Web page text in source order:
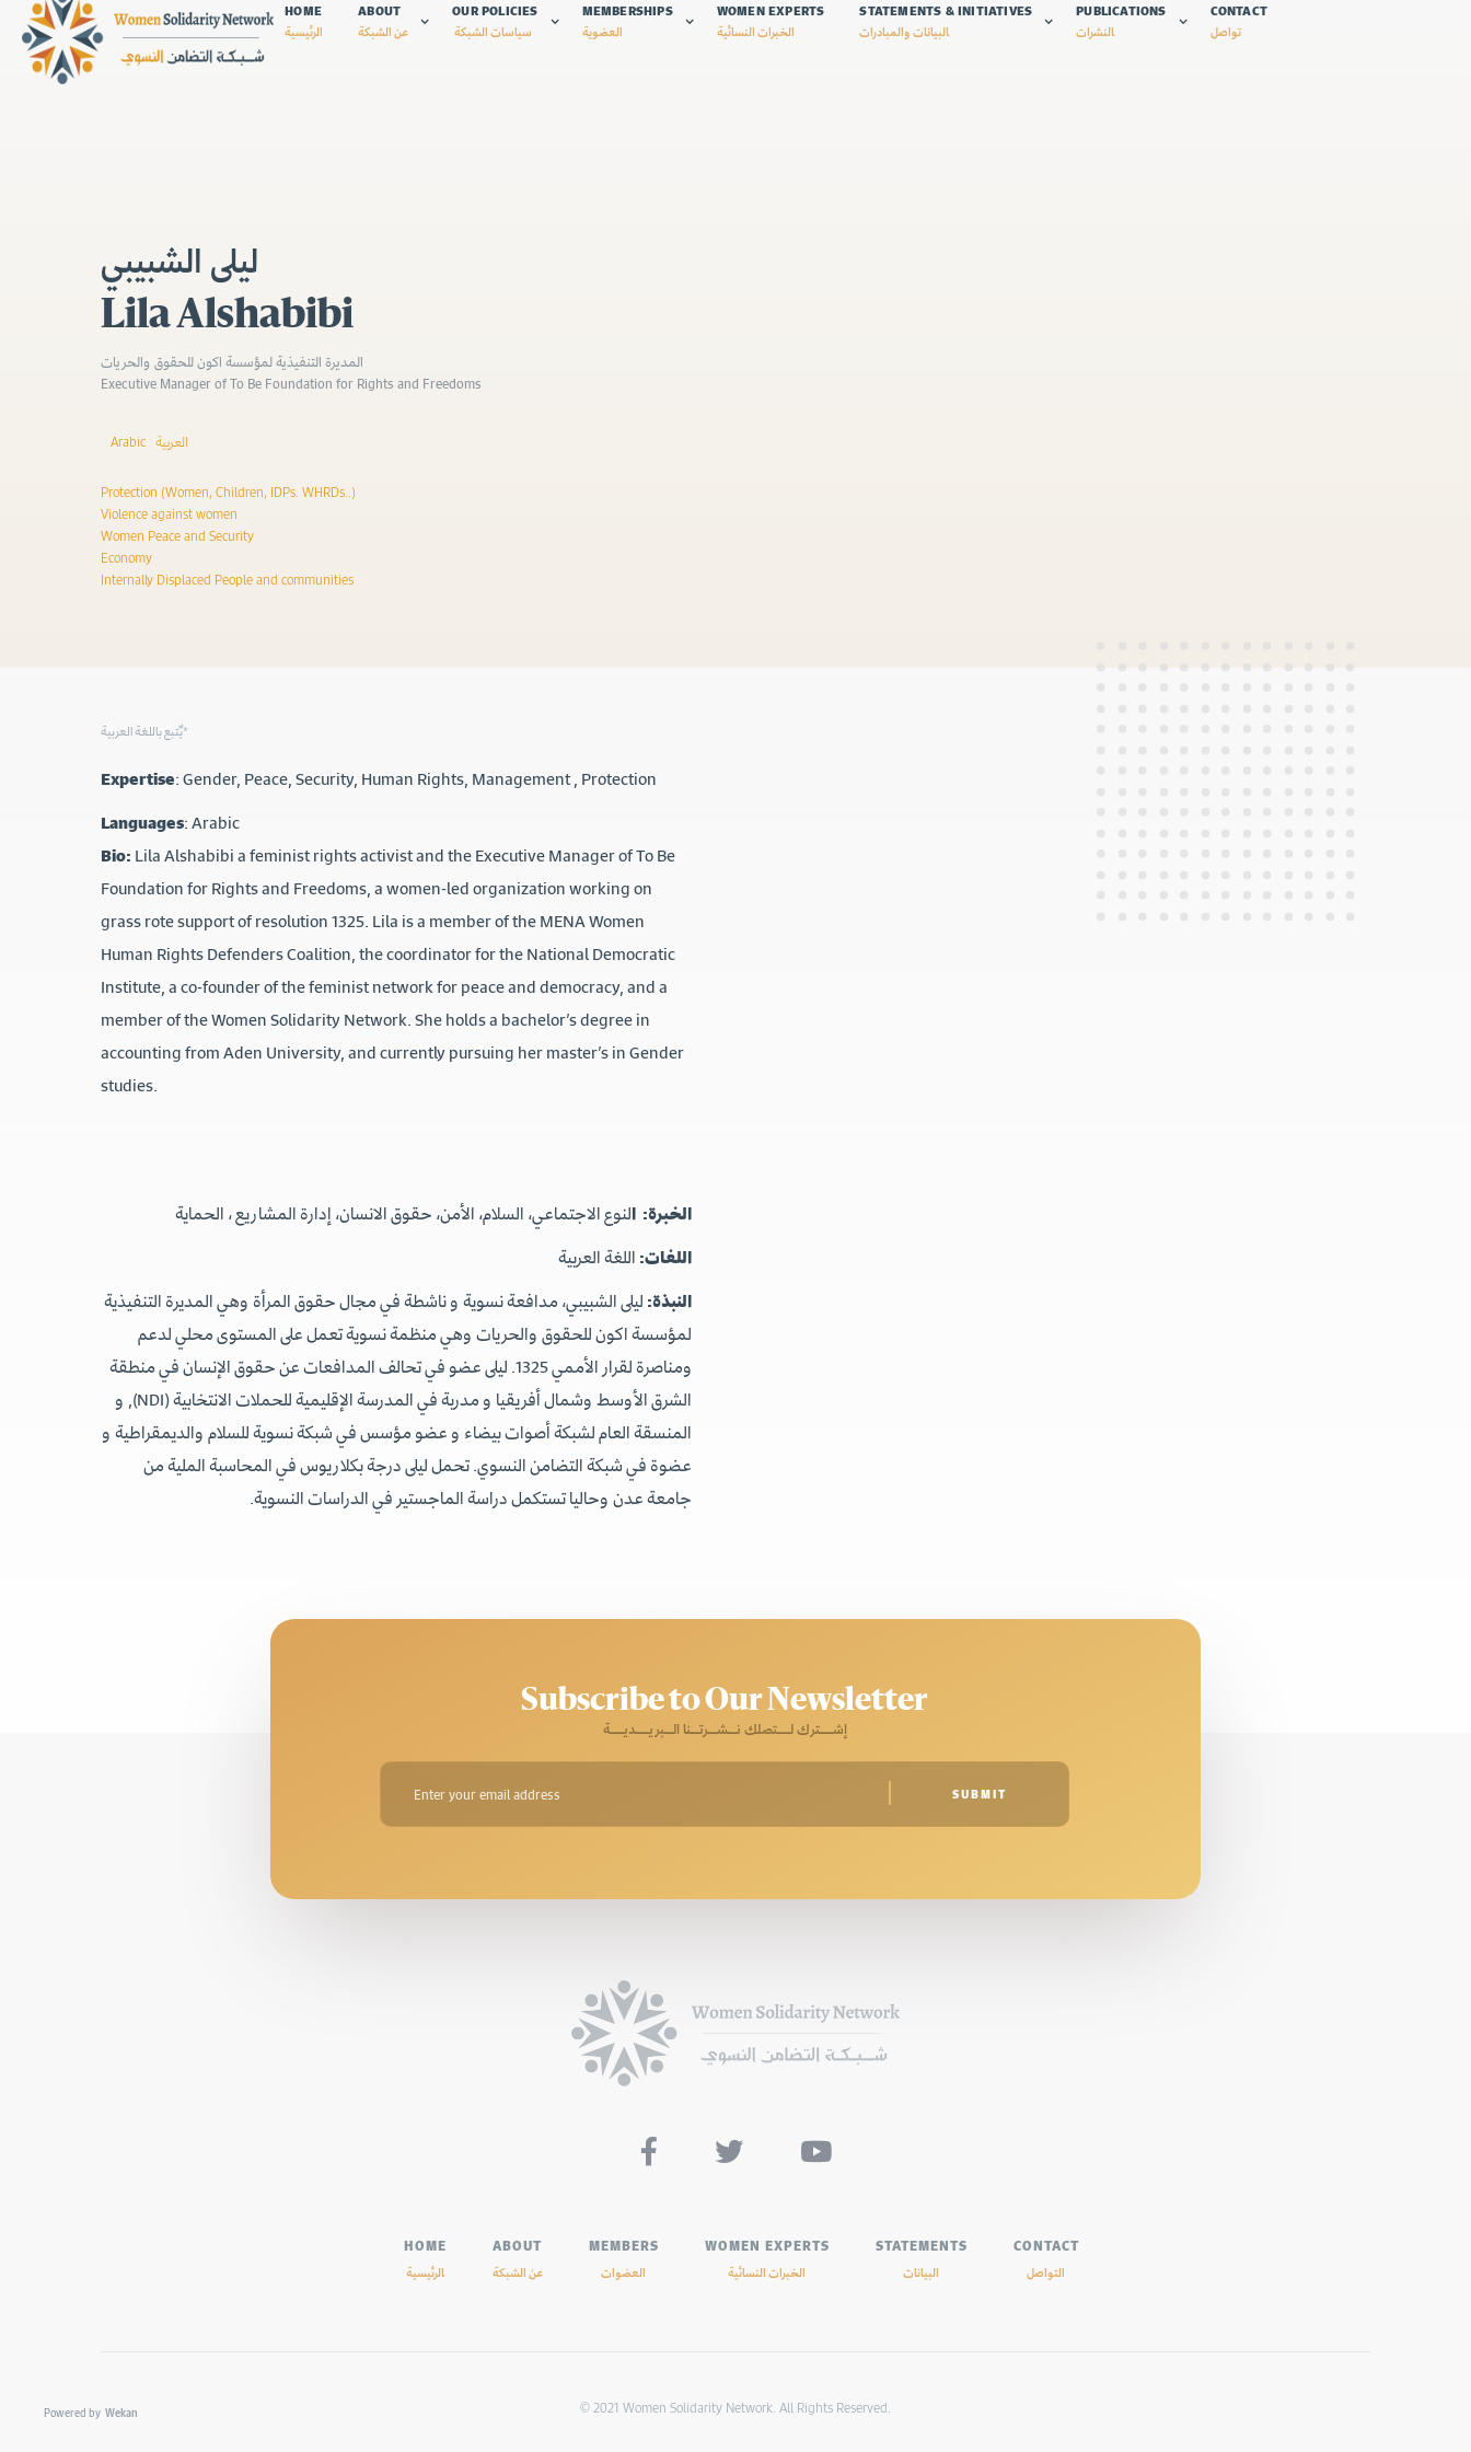
HOME
الرئيسية
ABOUT
عن الشبكة
OUR POLICIES
سياسات الشبكة
MEMBERSHIPS
العضوية
WOMEN EXPERTS
الخبرات النسائية
STATEMENTS & INITIATIVES
البيانات والمبادرات
PUBLICATIONS
النشرات
CONTACT
تواصل
ليلى الشبيبي
Lila Alshabibi
المديرة التنفيذية لمؤسسة اكون للحقوق والحريات
Executive Manager of To Be Foundation for Rights and Freedoms
Arabic العربية
Protection (Women, Children, IDPs. WHRDs..)
Violence against women
Women Peace and Security
Economy
Internally Displaced People and communities
يٌتبع باللغة العربية*
Expertise: Gender, Peace, Security, Human Rights, Management , Protection
Languages: Arabic
Bio:Lila Alshabibia feminist rights activist and the Executive Manager of To Be
Foundation for Rights and Freedoms, a women-led organization working on
grass rote support of resolution 1325. Lila is a member of the MENA Women
Human Rights Defenders Coalition, the coordinator for the National Democratic
Institute, a co-founder of the feminist network for peace and democracy, and a
member of the Women Solidarity Network. She holds a bachelor’s degree in
accounting from Aden University, and currently pursuing her master’s in Gender
studies.
الخبرة: النوع الاجتماعي، السلام، الأمن، حقوق الانسان، إدارة المشاريع ، الحماية
اللغات:اللغة العربية
النبذة:ليلى الشبيبي، مدافعة نسوية و ناشطة في مجال حقوق المرأة وهي المديرة التنفيذية
لمؤسسة اكون للحقوق والحريات وهي منظمة نسوية تعمل على المستوى محلي لدعم
ومناصرة لقرار الأممي 1325. ليلى عضو في تحالف المدافعات عن حقوق الإنسان في منطقة
الشرق الأوسط وشمال أفريقيا و مدربة في المدرسة الإقليمية للحملات الانتخابية (NDI), و
المنسقة العام لشبكة أصوات بيضاء و عضو مؤسس في شبكة نسوية للسلام والديمقراطية و
عضوة في شبكة التضامن النسوي. تحمل ليلى درجة بكلاريوس في المحاسبة الملية من
جامعة عدن وحاليا تستكمل دراسة الماجستير في الدراسات النسوية.
Subscribe to Our Newsletter
إشـــترك لـــتصلك نــشــرتــنا الــبريـــديـــة
  
HOME
الرئيسية
ABOUT
عن الشبكة
MEMBERS
العضوات
WOMEN EXPERTS
الخبرات النسائية
STATEMENTS
البيانات
CONTACT
التواصل
© 2021 Women Solidarity Network. All Rights Reserved.
Powered by Wekan